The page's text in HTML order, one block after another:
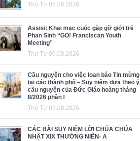
Thứ Tư 05.08.2026
Assisi: Khai mạc cuộc gặp gỡ giới trẻ
Phan Sinh “GO! Franciscan Youth
Meeting”
Thứ Tư 05.08.2026
Cầu nguyện cho việc loan báo Tin mừng
tại các thành phố – Suy niệm dựa theo ý
cầu nguyện của Đức Giáo hoàng tháng
8/2026 phần I
Thứ Tư 05.08.2026
CÁC BÀI SUY NIỆM LỜI CHÚA CHÚA
NHẬT XIX THƯỜNG NIÊN- A